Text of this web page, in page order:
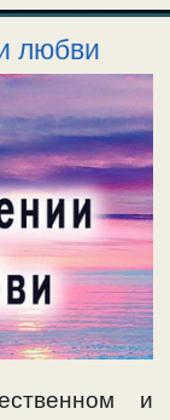
любви
и